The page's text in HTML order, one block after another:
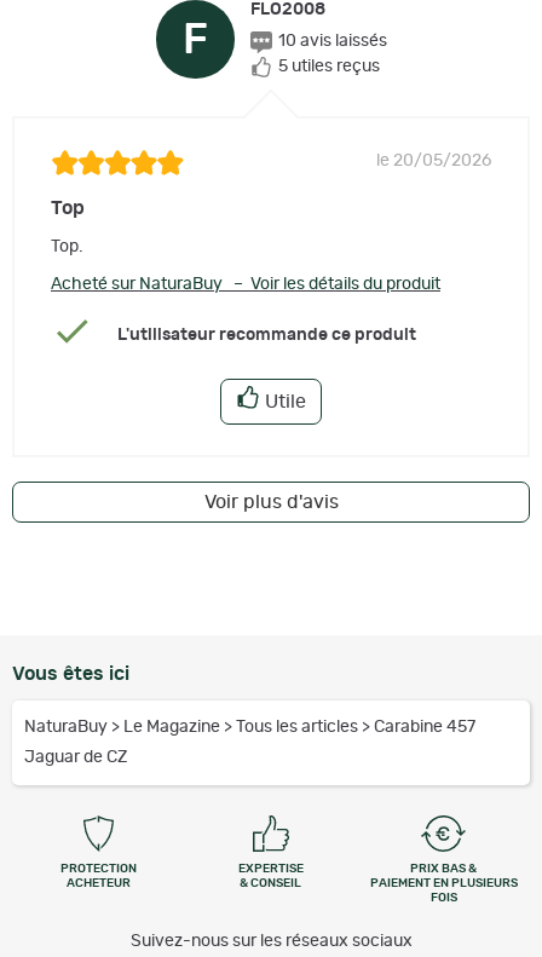
F
FLO2008
10 avis laissés
5 utiles reçus
le 20/05/2026
Top
Top.
Acheté sur NaturaBuy – Voir les détails du produit
L'utilisateur recommande ce produit
Utile
Voir plus d'avis
Vous êtes ici
NaturaBuy > Le Magazine > Tous les articles > Carabine 457
Jaguar de CZ
PROTECTION
ACHETEUR
EXPERTISE
& CONSEIL
PRIX BAS &
PAIEMENT EN PLUSIEURS
FOIS
Suivez-nous sur les réseaux sociaux